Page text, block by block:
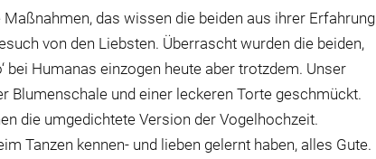
das wissen die beiden aus ihrer Erfahrung
von den Liebsten. Überrascht wurden die beiden,
bei Humanas einzogen heute aber trotzdem. Unser
Blumenschale und einer leckeren Torte geschmückt.
die umgedichtete Version der Vogelhochzeit.
Tanzen kennen- und lieben gelernt haben, alles Gute.